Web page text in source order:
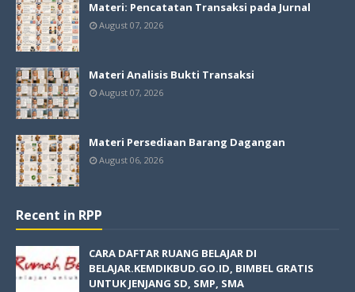
Materi: Pencatatan Transaksi pada Jurnal
August 07, 2026
Materi Analisis Bukti Transaksi
August 07, 2026
Materi Persediaan Barang Dagangan
August 06, 2026
Recent in RPP
CARA DAFTAR RUANG BELAJAR DI
BELAJAR.KEMDIKBUD.GO.ID, BIMBEL GRATIS
UNTUK JENJANG SD, SMP, SMA